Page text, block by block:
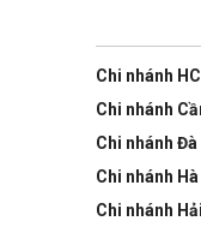
Ảnh 360°
Chụp ảnh
Chi nhánh
Chi nhánh
Chi nhánh Đà
Chi nhánh
Chi nhánh